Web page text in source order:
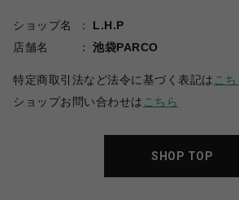
ショップ名
L.H.P
店舗名
池袋PARCO
特定商取引法など法令に基づく表記は こち
ショップお問い合わせは こちら
SHOP TOP